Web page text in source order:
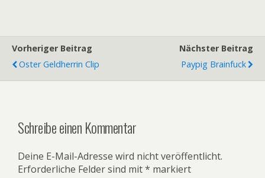
Vorheriger Beitrag
Oster Geldherrin Clip
Nächster Beitrag
Paypig Brainfuck
Schreibe einen Kommentar
Deine E-Mail-Adresse wird nicht veröffentlicht.
Erforderliche Felder sind mit* markiert